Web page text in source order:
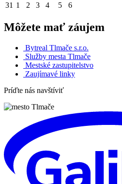
31 1 2 3 4 5 6
Môžete mať záujem
Bytreal Tlmače s.r.o.
Služby mesta Tlmače
Mestské zastupitelstvo
Zaujímavé linky
Príďte nás navštíviť